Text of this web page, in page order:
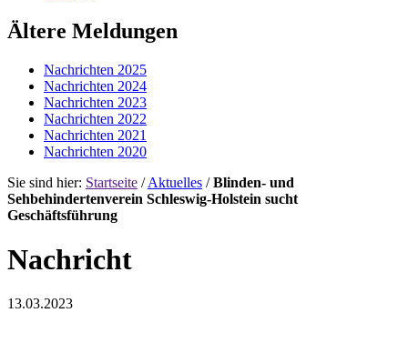
Ältere Meldungen
Nachrichten 2025
Nachrichten 2024
Nachrichten 2023
Nachrichten 2022
Nachrichten 2021
Nachrichten 2020
Sie sind hier: Startseite /Aktuelles /Blinden- und
Sehbehindertenverein Schleswig-Holstein sucht
Geschäftsführung
Nachricht
13.03.2023